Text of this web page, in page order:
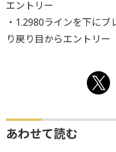
エントリー
・1.2980ラインを下に
り戻り目からエントリー
あわせて読む